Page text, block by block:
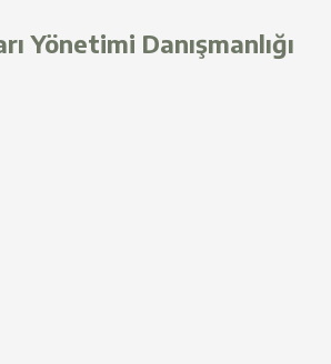
Yönetimi Danışmanlığı